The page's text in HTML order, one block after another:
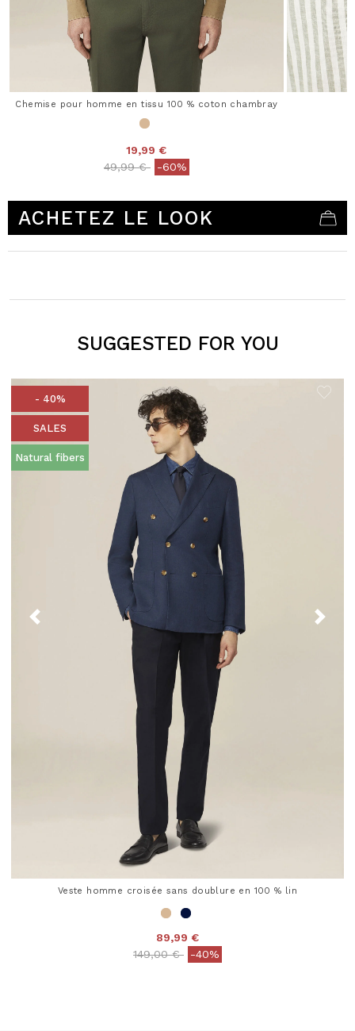
Chemise pour homme en tissu 100 % coton chambray
19,99 €
Price reduced from
49,99 €to-60%
ACHETEZ LE LOOK
SUGGESTED FOR YOU
- 40%
SALES
Natural fibers
Veste homme croisée sans doublure en 100 % lin
89,99 €
Price reduced from
149,00 €to-40%